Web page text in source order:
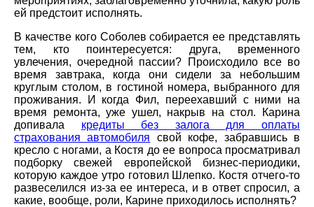
ей предстоит исполнять.
В качестве кого Соболев собирается ее представлять
тем, кто поинтересуется: друга, временного
увлечения, очередной пассии? Происходило все во
время завтрака, когда они сидели за небольшим
круглым столом, в гостиной номера, выбранного для
проживания. И когда Фил, переехавший с ними на
время ремонта, уже ушел, накрыв на стол. Карина
допивала кредиты без залога для оплаты
страхования автомобиля свой кофе, забравшись в
кресло с ногами, а Костя до ее вопроса просматривал
подборку свежей европейской бизнес-периодики,
которую каждое утро готовил Шлепко. Костя отчего-то
развеселился из-за ее интереса, и в ответ спросил, а
какие, вообще, роли, Карине приходилось исполнять?